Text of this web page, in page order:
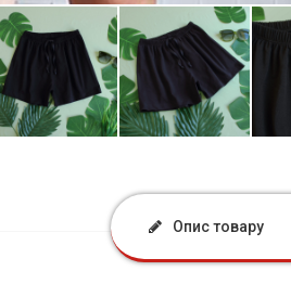
Опис товару